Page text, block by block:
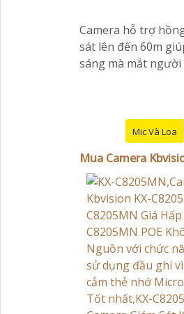
Camera hỗ trợ
sát lên đến 60m
sáng mà mắt
Mic Và Loa
Mua Camera